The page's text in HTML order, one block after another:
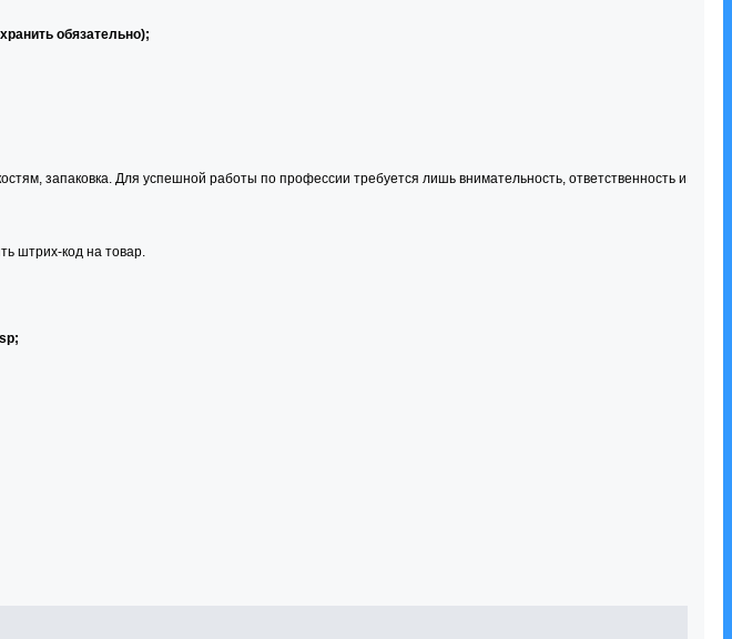
обязательно);
запаковка. Для успешной работы по профессии требуется лишь внимательность, ответственность и
штрих-код на товар.